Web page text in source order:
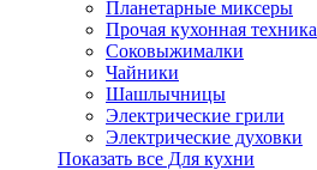
Планетарные миксеры
Прочая кухонная техника
Соковыжималки
Чайники
Шашлычницы
Электрические грили
Электрические духовки
Показать все Для кухни